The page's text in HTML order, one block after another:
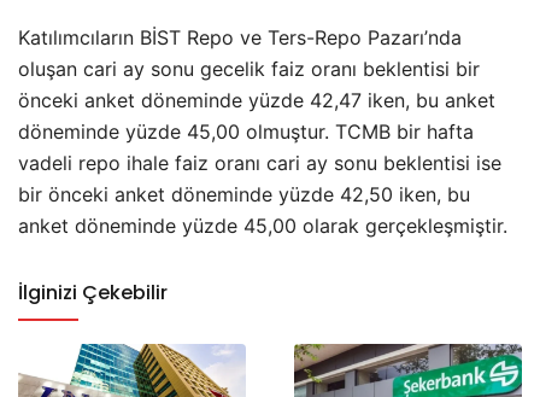
Katılımcıların BİST Repo ve Ters-Repo Pazarı’nda
oluşan cari ay sonu gecelik faiz oranı beklentisi bir
önceki anket döneminde yüzde 42,47 iken, bu anket
döneminde yüzde 45,00 olmuştur. TCMB bir hafta
vadeli repo ihale faiz oranı cari ay sonu beklentisi ise
bir önceki anket döneminde yüzde 42,50 iken, bu
anket döneminde yüzde 45,00 olarak gerçekleşmiştir.
İlginizi Çekebilir